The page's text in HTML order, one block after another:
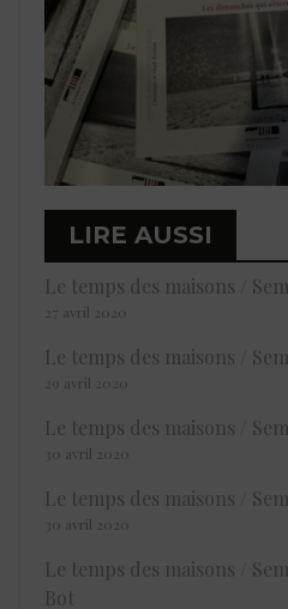
LIRE AUSSI
Le temps des maisons /
27 avril 2020
Le temps des maisons /
29 avril 2020
Le temps des maisons /
30 avril 2020
Le temps des maisons /
30 avril 2020
Le temps des maisons /
Bot